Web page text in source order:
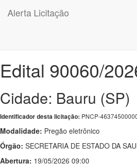
Alerta Licitação
Edital 90060/
Cidade: Bauru (SP)
Identificador desta licitação: PNCP-
Modalidade: Pregão eletrônico
Órgão: SECRETARIA DE ESTADO DA
Abertura: 19/05/2026 09:00